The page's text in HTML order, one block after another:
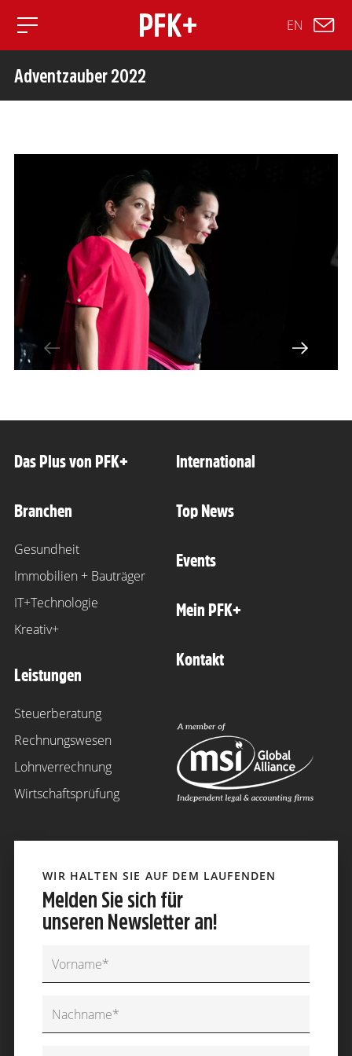
Toggle mobile navigation
EN
Adventzauber 2022
slide Next
Das Plus von PFK+
Branchen
Gesundheit
Immobilien + Bauträger
IT+Technologie
Kreativ+
Leistungen
Steuerberatung
Rechnungswesen
Lohnverrechnung
Wirtschaftsprüfung
International
Top News
Events
Mein PFK+
Kontakt
WIR HALTEN SIE AUF DEM LAUFENDEN
Melden Sie sich für
unseren Newsletter an!